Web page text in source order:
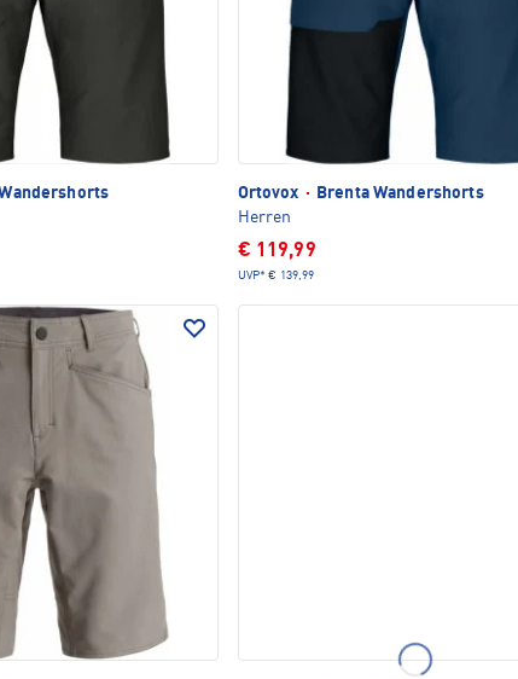
Ortovox ·
Brenta Wandershorts
Herren
€ 119,99
UVP* € 139,99